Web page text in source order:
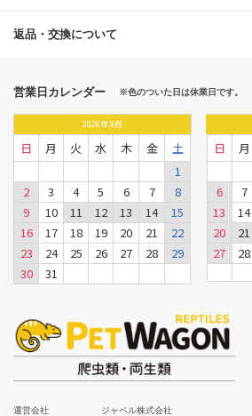
返品・交換について
営業日カレンダー ※色のついた日は休業日です。
2026年8月
日 月 火 水 木 金
土
1
2
3 4 5 6 7
8
9
10 11 12 13 14
15
16
17 18 19 20 21
22
23
24 25 26 27 28
29
30
31
日 月
6
7
13
14
20
21
27
28
運営会社
ジャペル株式会社